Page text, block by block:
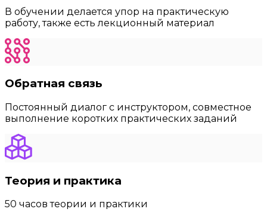
В обучении делается упор на практическую
работу, также есть лекционный материал
Обратная связь
Постоянный диалог с инструктором, совместное
выполнение коротких практических заданий
Теория и практика
50 часов теории и практики